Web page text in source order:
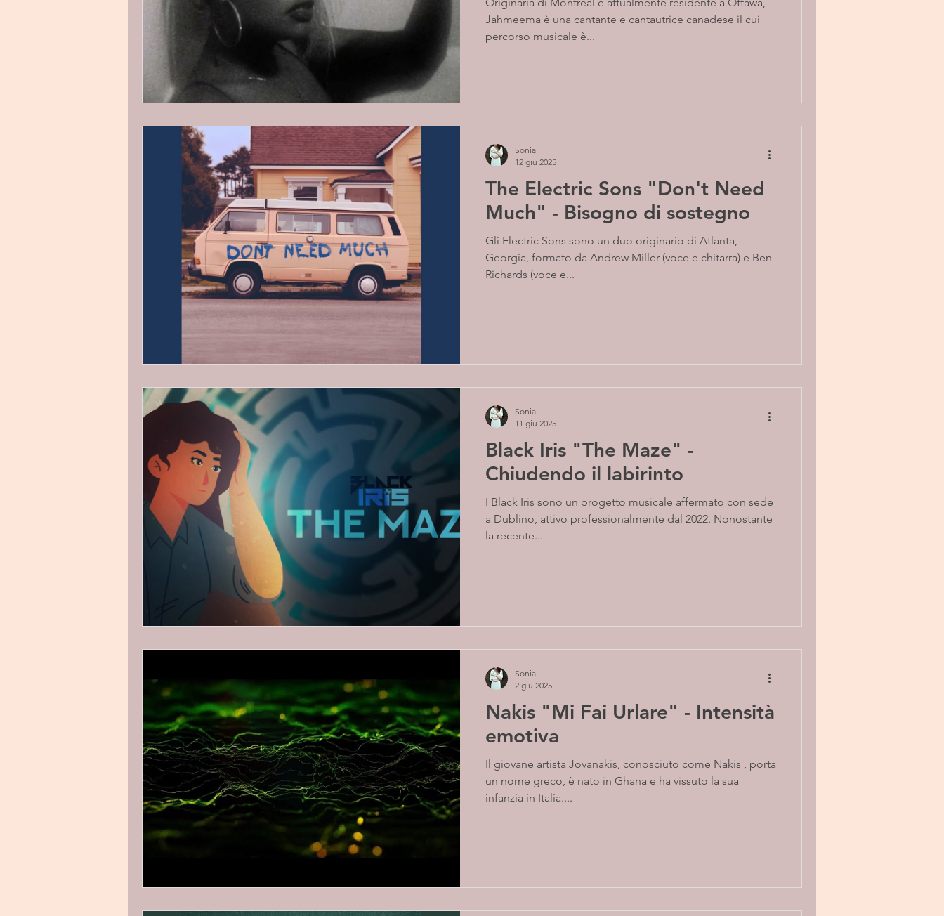
Jahmeema è una cantante e cantautrice canadese il cui
percorso musicale è...
The Electric Sons "Don't Need
Much" - Bisogno di sostegno
Gli Electric Sons sono un duo originario di Atlanta,
Georgia, formato da Andrew Miller (voce e chitarra) e Ben
Richards (voce e...
Sonia
12 giu 2025
Black Iris "The Maze" -
Chiudendo il labirinto
I Black Iris sono un progetto musicale affermato con sede
a Dublino, attivo professionalmente dal 2022. Nonostante
la recente...
Sonia
11 giu 2025
Nakis "Mi Fai Urlare" - Intensità
emotiva
Il giovane artista Jovanakis, conosciuto come Nakis , porta
un nome greco, è nato in Ghana e ha vissuto la sua
infanzia in Italia....
Sonia
2 giu 2025